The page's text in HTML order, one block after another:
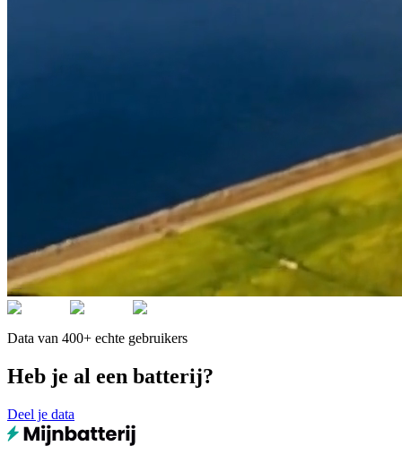
Data van 400+ echte gebruikers
Heb je al een batterij?
Deel je data